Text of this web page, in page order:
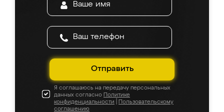
Отправить
Я соглашаюсь на передачу персональных
данных согласно Политике
конфиденциальности
Пользовательскому
соглашению